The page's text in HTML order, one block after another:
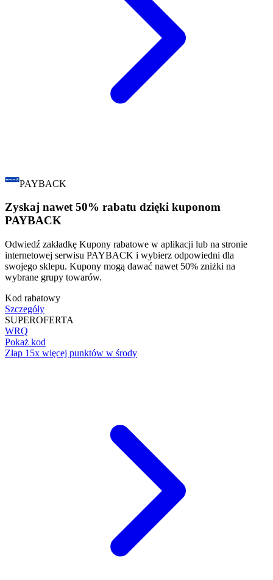
PAYBACK
Zyskaj nawet 50% rabatu dzięki kuponom
PAYBACK
Odwiedź zakładkę Kupony rabatowe w aplikacji lub na stronie
internetowej serwisu PAYBACK i wybierz odpowiedni dla
swojego sklepu. Kupony mogą dawać nawet 50% zniżki na
wybrane grupy towarów.
Kod rabatowy
Szczegóły
SUPEROFERTA
WRQ
Pokaż kod
Złap 15x więcej punktów w środy